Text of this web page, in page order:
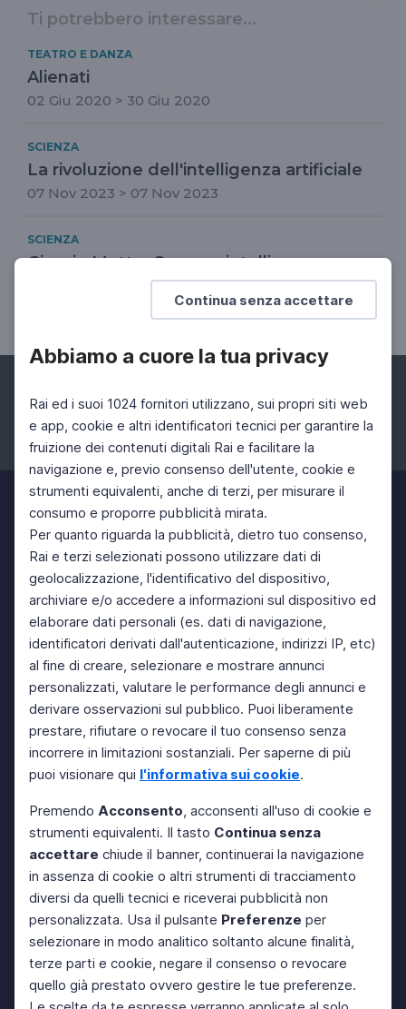
Continua senza accettare
Abbiamo a cuore la tua privacy
Rai ed i suoi 1024 fornitori utilizzano, sui propri siti web
e app, cookie e altri identificatori tecnici per garantire la
fruizione dei contenuti digitali Rai e facilitare la
navigazione e, previo consenso dell'utente, cookie e
strumenti equivalenti, anche di terzi, per misurare il
consumo e proporre pubblicità mirata.
Per quanto riguarda la pubblicità, dietro tuo consenso,
Rai e terzi selezionati possono utilizzare dati di
geolocalizzazione, l'identificativo del dispositivo,
archiviare e/o accedere a informazioni sul dispositivo ed
elaborare dati personali (es. dati di navigazione,
identificatori derivati dall'autenticazione, indirizzi IP, etc)
al fine di creare, selezionare e mostrare annunci
personalizzati, valutare le performance degli annunci e
derivare osservazioni sul pubblico. Puoi liberamente
prestare, rifiutare o revocare il tuo consenso senza
incorrere in limitazioni sostanziali. Per saperne di più
puoi visionare qui l'informativa sui cookie.
Premendo Acconsento, acconsenti all'uso di cookie e
strumenti equivalenti. Il tasto Continua senza
accettare chiude il banner, continuerai la navigazione
in assenza di cookie o altri strumenti di tracciamento
diversi da quelli tecnici e riceverai pubblicità non
personalizzata. Usa il pulsante Preferenze per
selezionare in modo analitico soltanto alcune finalità,
terze parti e cookie, negare il consenso o revocare
quello già prestato ovvero gestire le tue preferenze.
Ti potrebbero interessare...
TEATRO E DANZA
Alienati
02 Giu 2020 > 30 Giu 2020
SCIENZA
La rivoluzione dell'intelligenza artificiale
07 Nov 2023 > 07 Nov 2023
SCIENZA
Giorgio Metta: Genova, intelligenza
artificiale e sostenibilità
Dal Festival della scienza di Genova 2019
Facebook Instagram Twitter